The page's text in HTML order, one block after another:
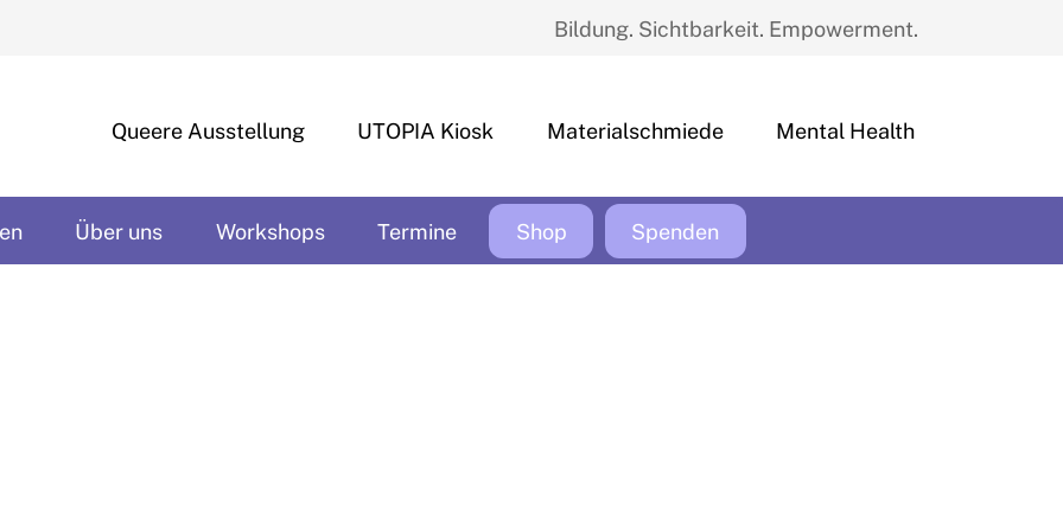
Bildung. Sichtbarkeit. Empowerment.
Queere Ausstellung UTOPIA Kiosk Materialschmiede Mental Health
Über uns Workshops Termine Shop Spenden